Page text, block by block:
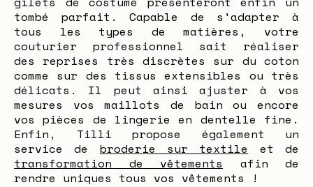
tombé parfait. Capable de s'adapter à
tous les types de matières, votre
couturier professionnel sait réaliser
des reprises très discrètes sur du coton
comme sur des tissus extensibles ou très
délicats. Il peut ainsi ajuster à vos
mesures vos maillots de bain ou encore
vos pièces de lingerie en dentelle fine.
Enfin, Tilli propose également un
service de broderie sur textile et de
transformation de vêtements afin de
rendre uniques tous vos vêtements !